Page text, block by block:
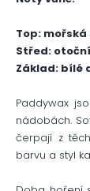
Top:
Střed:
Základ: bílé
Paddywax
nádobách.
čerpají z
barvu a styl